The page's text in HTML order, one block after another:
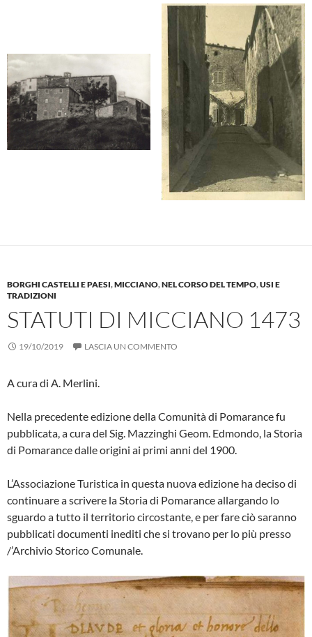
BORGHI CASTELLI E PAESI,MICCIANO,NEL CORSO DEL TEMPO,USI E
TRADIZIONI
STATUTI DI MICCIANO 1473
19/10/2019 LASCIA UN COMMENTO
A cura di A. Merlini.
Nella precedente edizione della Co­munità di Pomarance fu
pubblicata, a cura del Sig. Mazzinghi Geom. Edmon­do, la Storia
di Pomarance dalle origi­ni ai primi anni del 1900.
L’Associazione Turistica in questa nuova edizione ha deciso di
continua­re a scrivere la Storia di Pomarance al­largando lo
sguardo a tutto il territorio circostante, e per fare ciò saranno
pub­blicati documenti inediti che si trovano per lo più presso
/’Archivio Storico Co­munale.